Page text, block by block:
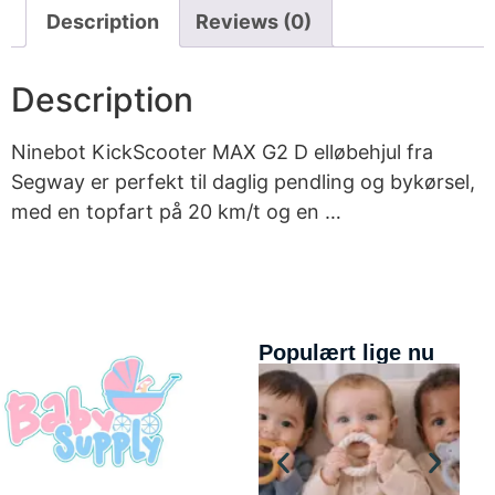
Description Reviews (0)
Description
Ninebot KickScooter MAX G2 D elløbehjul fra
Segway er perfekt til daglig pendling og bykørsel,
med en topfart på 20 km/t og en …
Populært lige nu